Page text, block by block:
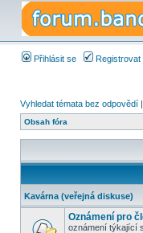
Přihlásit se Registrovat
Vyhledat témata bez odpovědí |
Obsah fóra
Kavárna (veřejná diskuse)
Oznámení pro
oznámení týkající